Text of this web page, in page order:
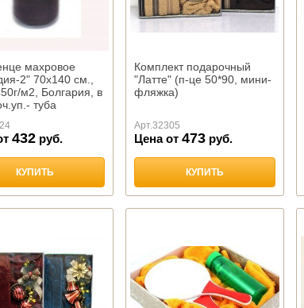
махровое
2" 70х140 см.,
м2, Болгария, в
туба
432 руб.
КУПИТЬ
Комплект подарочный
"Латте" (п-це 50*90, мини-
фляжка)
Арт.32305
Цена от473 руб.
КУПИТЬ